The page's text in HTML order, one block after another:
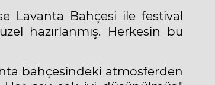
Lavanta Bahçesi ile festival
hazırlanmış. Herkesin bu
bahçesindeki atmosferden